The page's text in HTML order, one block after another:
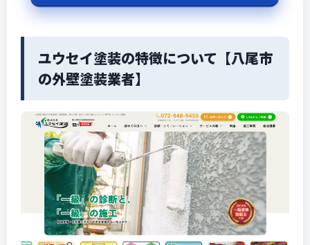
ユウセイ塗装の特徴について【八尾市
の外壁塗装業者】